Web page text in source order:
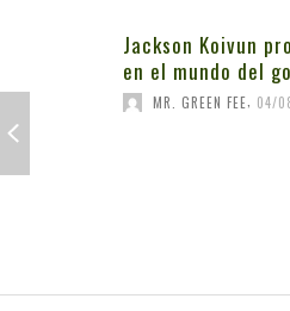
Jackson Koivun
en el mundo del
MR. GREEN FEE 04/